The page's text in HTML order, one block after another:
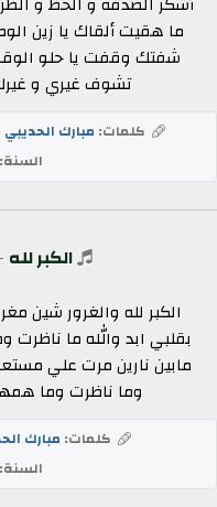
ما هقيت ألقاك يا زين
شفتك وقفت يا حلو
تشوف غيري و
كلمات: مبارك الحديبي
السنة:
الكبر لله
الكبر لله والغرور شين
بقلبي ابد والله ما
مابين نارين مرت علي
وما ناظرت وما
كلمات: مبارك